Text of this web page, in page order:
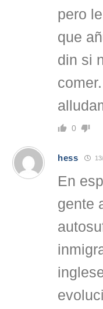
pero
que
din si
0
hess
En
gente